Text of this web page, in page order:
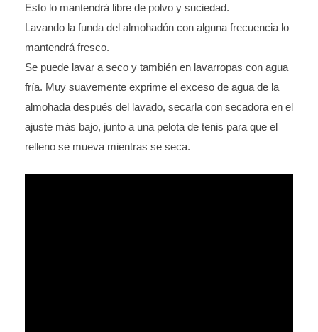
Esto lo mantendrá libre de polvo y suciedad.
Lavando la funda del almohadón con alguna frecuencia lo
mantendrá fresco.
Se puede lavar a seco y también en lavarropas con agua
fría. Muy suavemente exprime el exceso de agua de la
almohada después del lavado, secarla con secadora en el
ajuste más bajo, junto a una pelota de tenis para que el
relleno se mueva mientras se seca.